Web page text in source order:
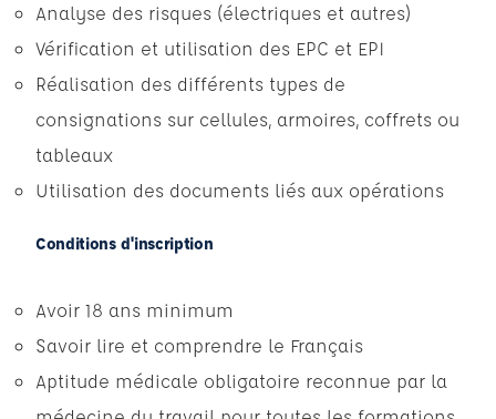
Analyse des risques (électriques et autres)
Vérification et utilisation des EPC et EPI
Réalisation des différents types de
consignations sur cellules, armoires, coffrets ou
tableaux
Utilisation des documents liés aux opérations
Conditions d'inscription
Avoir 18 ans minimum
Savoir lire et comprendre le Français
Aptitude médicale obligatoire reconnue par la